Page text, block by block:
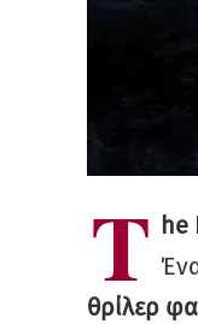
T he
θρίλερ